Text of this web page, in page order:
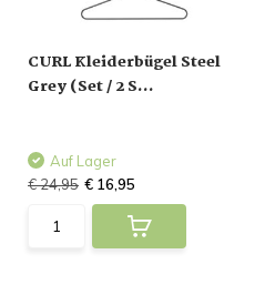
CURL Kleiderbügel Steel
Grey (Set / 2 S...
Auf Lager
€ 24,95 € 16,95